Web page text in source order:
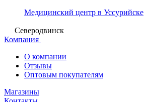
Медицинский центр в Уссурийске
Северодвинск
Компания
О компании
Отзывы
Оптовым покупателям
Магазины